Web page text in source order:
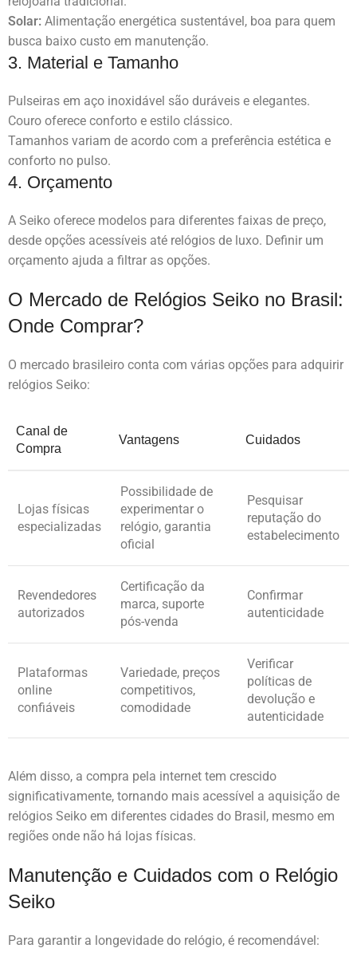
Solar: Alimentação energética sustentável, boa para quem
busca baixo custo em manutenção.
3. Material e Tamanho
Pulseiras em aço inoxidável são duráveis e elegantes.
Couro oferece conforto e estilo clássico.
Tamanhos variam de acordo com a preferência estética e
conforto no pulso.
4. Orçamento
A Seiko oferece modelos para diferentes faixas de preço,
desde opções acessíveis até relógios de luxo. Definir um
orçamento ajuda a filtrar as opções.
O Mercado de Relógios Seiko no Brasil:
Onde Comprar?
O mercado brasileiro conta com várias opções para adquirir
relógios Seiko:
Canal de
Compra
Vantagens Cuidados
Lojas físicas
especializadas
Possibilidade de
experimentar o
relógio, garantia
oficial
Pesquisar
reputação do
estabelecimento
Revendedores
autorizados
Certificação da
marca, suporte
pós-venda
Confirmar
autenticidade
Plataformas
online
confiáveis
Variedade, preços
competitivos,
comodidade
Verificar
políticas de
devolução e
autenticidade
Além disso, a compra pela internet tem crescido
significativamente, tornando mais acessível a aquisição de
relógios Seiko em diferentes cidades do Brasil, mesmo em
regiões onde não há lojas físicas.
Manutenção e Cuidados com o Relógio
Seiko
Para garantir a longevidade do relógio, é recomendável: